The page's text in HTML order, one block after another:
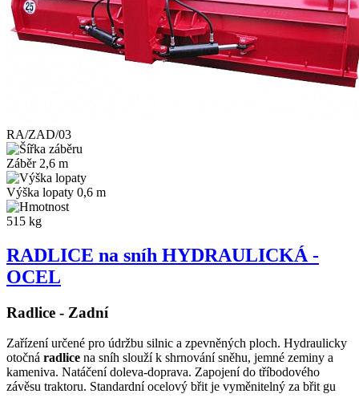
RA/ZAD/03
Záběr 2,6 m
Výška lopaty 0,6 m
515 kg
RADLICE na sníh HYDRAULICKÁ -
OCEL
Radlice - Zadní
Zařízení určené pro údržbu silnic a zpevněných ploch. Hydraulicky
otočná radlice na sníh slouží k shrnování sněhu, jemné zeminy a
kameniva. Natáčení doleva-doprava. Zapojení do tříbodového
závěsu traktoru. Standardní ocelový břit je vyměnitelný za břit gu